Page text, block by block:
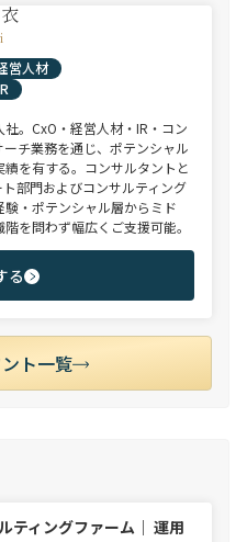
営人材
。CxO・経営人材・IR・コン
チ業務を通じ、ポテンシャル
を有する。コンサルタントと
部門およびコンサルティング
・ポテンシャル層からミド
を問わず幅広くご支援可能。
る
ト一覧
ティングファーム｜ 運用